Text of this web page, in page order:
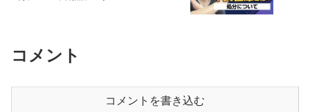
コメント
コメントを書き込む